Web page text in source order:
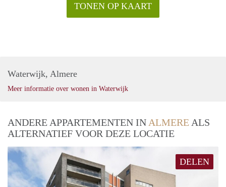
TONEN OP KAART
Waterwijk, Almere
Meer informatie over wonen in Waterwijk
ANDERE APPARTEMENTEN IN ALMERE ALS
ALTERNATIEF VOOR DEZE LOCATIE
DELEN